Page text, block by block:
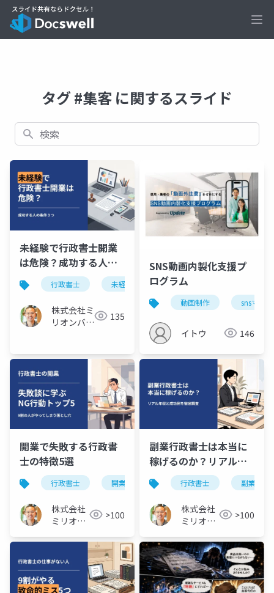
タグ #集客 に関するスライド
検索
未経験で行政書士開業
は危険？成功する人の
条件３つ行政書士 未経験 危険
株式会社ミ
リオンバリ
135
SNS動画内製化支援プ
ログラム
動画制作 snsマー
イトウ 146
開業で失敗する行政書
士の特徴5選
行政書士 開業 失敗
株式会社
ミリオン
>100
副業行政書士は本当に
稼げるのか？リアル年
収と成功例を調査して
みた
行政書士 副業
株式会社
ミリオン
>100